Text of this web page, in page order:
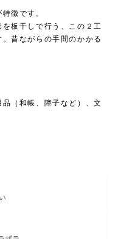
徴です。
板干しで行う、この２工
昔ながらの手間のかかる
（和帳、障子など）、文